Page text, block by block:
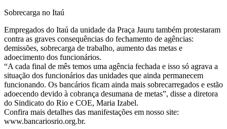
Sobrecarga no Itaú
Empregados do Itaú da unidade da Praça Jauru também protestaram
contra as graves consequências do fechamento de agências:
demissões, sobrecarga de trabalho, aumento das metas e
adoecimento dos funcionários.
“A cada final de mês temos uma agência fechada e isso só agrava a
situação dos funcionários das unidades que ainda permanecem
funcionando. Os bancários ficam ainda mais sobrecarregados e estão
adoecendo devido à cobrança desumana de metas”, disse a diretora
do Sindicato do Rio e COE, Maria Izabel.
Confira mais detalhes das manifestações em nosso site:
www.bancariosrio.org.br.